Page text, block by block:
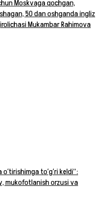
Moskvaga qochgan,
50 dan oshganda ingliz
Mukambar Rahimova
to‘g‘ri keldi”:
mukofotlanish orzusi va